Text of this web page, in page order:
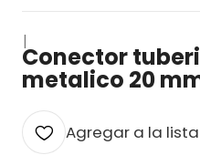
|
Conector
metalico 20
Agregar a la